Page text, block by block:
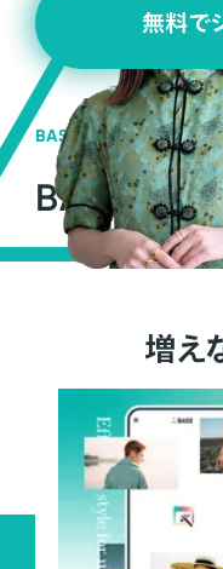
無料で
BASEの強み
BASEが強
増え